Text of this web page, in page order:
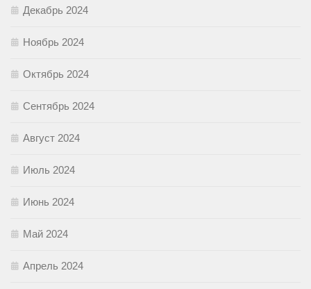
Декабрь 2024
Ноябрь 2024
Октябрь 2024
Сентябрь 2024
Август 2024
Июль 2024
Июнь 2024
Май 2024
Апрель 2024